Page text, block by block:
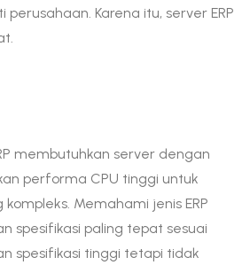
Karena itu, server ERP
membutuhkan server dengan
performa CPU tinggi untuk
Memahami jenis ERP
spesifikasi paling tepat sesuai
spesifikasi tinggi tetapi tidak